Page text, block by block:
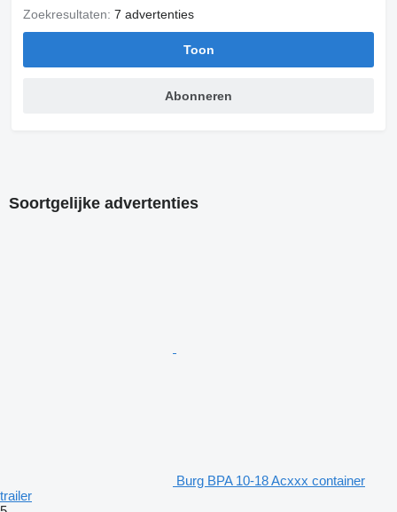
Zoekresultaten: 7 advertenties
Toon
Abonneren
Soortgelijke advertenties
Burg BPA 10-18 Acxxx container
trailer